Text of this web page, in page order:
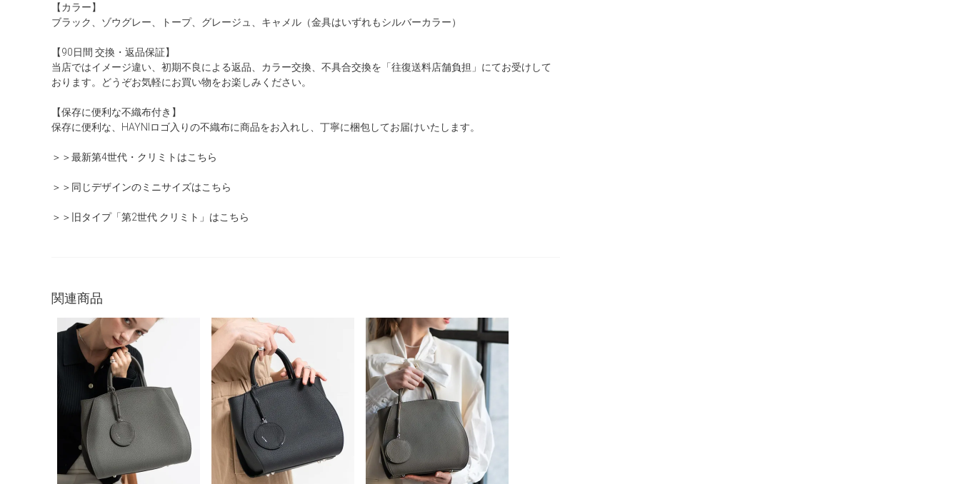
【カラー】
ブラック、ゾウグレー、トープ、グレージュ、キャメル（金具はいずれもシルバーカラー）
【90日間 交換・返品保証】
当店ではイメージ違い、初期不良による返品、カラー交換、不具合交換を「往復送料店舗負担」にてお受けして
おります。どうぞお気軽にお買い物をお楽しみください。
【保存に便利な不織布付き】
保存に便利な、HAYNIロゴ入りの不織布に商品をお入れし、丁寧に梱包してお届けいたします。
＞＞最新第4世代・クリミトはこちら
＞＞同じデザインのミニサイズはこちら
＞＞旧タイプ「第2世代 クリミト」はこちら
関連商品